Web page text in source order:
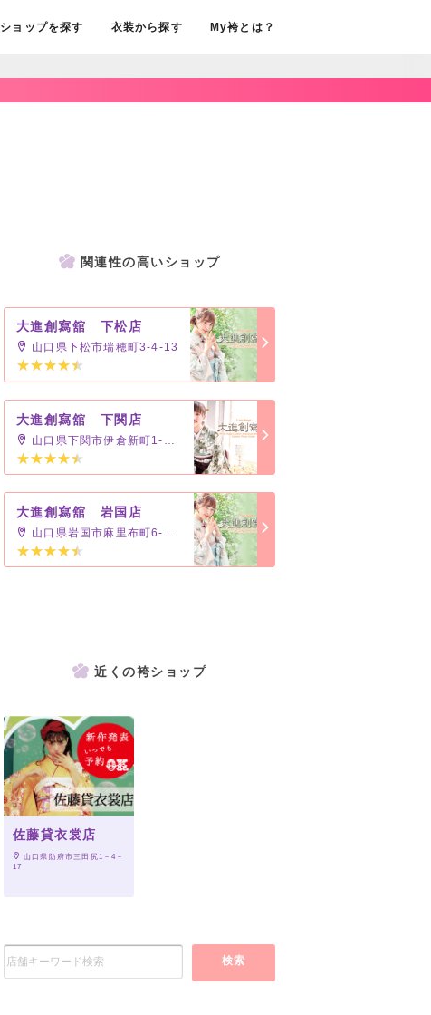
ショップを探す 衣装から探す My袴とは？
関連性の高いショップ
大進創寫舘 下松店
山口県下松市瑞穂町3-4-13
大進創寫舘 下関店
山口県下関市伊倉新町1-4-1
大進創寫舘 岩国店
山口県岩国市麻里布町6-1-8
近くの袴ショップ
佐藤貸衣裳店
山口県防府市三田尻1－4－
17
検索